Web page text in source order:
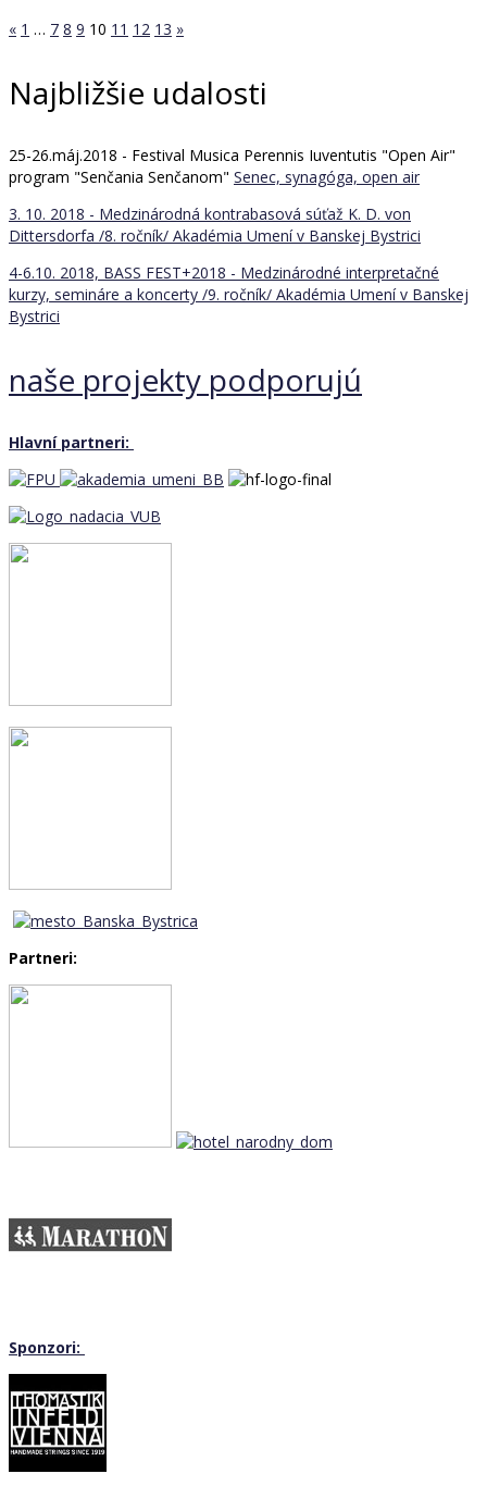
« 1 … 7 8 9 10 11 12 13 »
Najbližšie udalosti
25-26.máj.2018 - Festival Musica Perennis Iuventutis "Open Air"
program "Senčania Senčanom" Senec, synagóga, open air
3. 10. 2018 - Medzinárodná kontrabasová súťaž K. D. von
Dittersdorfa /8. ročník/ Akadémia Umení v Banskej Bystrici
4-6.10. 2018, BASS FEST+2018 - Medzinárodné interpretačné
kurzy, semináre a koncerty /9. ročník/ Akadémia Umení v Banskej
Bystrici
naše projekty podporujú
Hlavní partneri:
Partneri:
Sponzori: